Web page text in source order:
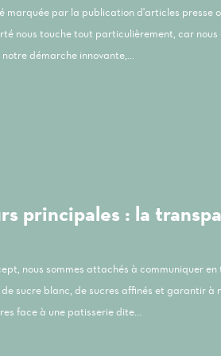
marquée par la publication d'articles presse
nous touche tout particulièrement, car
démarche innovante,...
principales : la
nous sommes attachés à communiquer
sucre blanc, de sucres affinés et garantir à
face à une patisserie dite...